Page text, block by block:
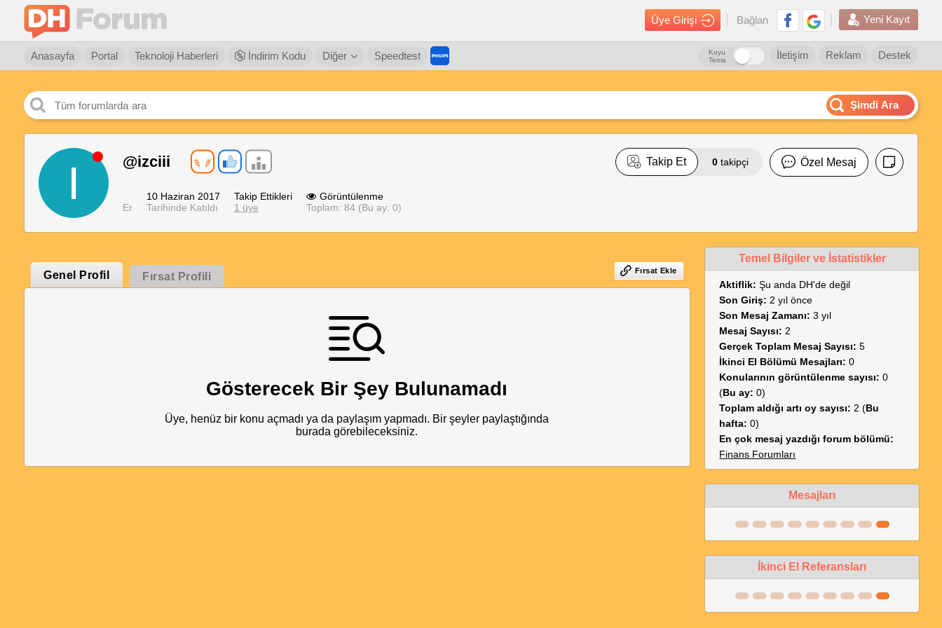
Üye Girişi Bağlan Yeni Kayıt
Anasayfa Portal Teknoloji Haberleri İndirim Kodu Diğer Speedtest Destek
Reklam
İletişim
Koyu
Tema
Şimdi Ara
I @izciii Takip Et 0 takipçi Özel Mesaj
Er
10 Haziran 2017
Tarihinde Katıldı
Takip Ettikleri
1 üye
Görüntülenme
Toplam: 84 (Bu ay: 0)
Genel Profil Fırsat Profili Fırsat Ekle
Gösterecek Bir Şey Bulunamadı
Üye, henüz bir konu açmadı ya da paylaşım yapmadı. Bir şeyler paylaştığında
burada görebileceksiniz.
Temel Bilgiler ve İstatistikler
Aktiflik: Şu anda DH'de değil
Son Giriş: 2 yıl önce
Son Mesaj Zamanı: 3 yıl
Mesaj Sayısı: 2
Gerçek Toplam Mesaj Sayısı: 5
İkinci El Bölümü Mesajları: 0
Konularının görüntülenme sayısı: 0
(Bu ay: 0)
Toplam aldığı artı oy sayısı: 2 (Bu
hafta: 0)
En çok mesaj yazdığı forum bölümü:
Finans Forumları
Mesajları
İkinci El Referansları